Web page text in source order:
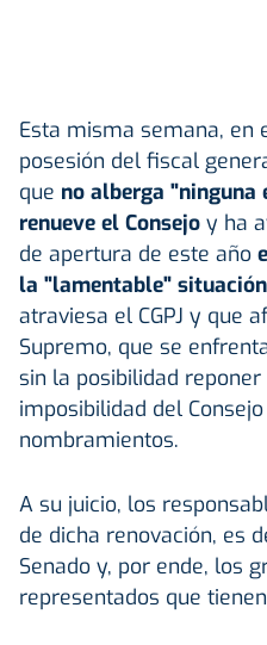
Esta misma semana, en
posesión del fiscal
que no alberga "ninguna
renueve el Consejo y ha
de apertura de este año
la "lamentable"
atraviesa el CGPJ y que
Supremo, que se
sin la posibilidad
imposibilidad del
nombramientos.
A su juicio, los
de dicha renovación, es
Senado y, por ende, los
representados que